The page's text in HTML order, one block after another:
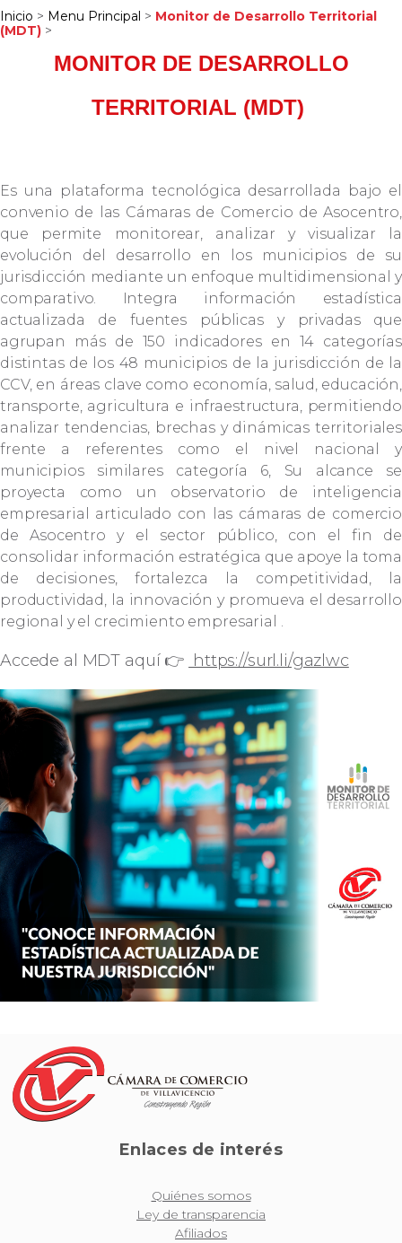
Inicio > Menu Principal > Monitor de Desarrollo Territorial
(MDT) >
MONITOR DE DESARROLLO
TERRITORIAL (MDT)
Es una plataforma tecnológica desarrollada bajo el
convenio de las Cámaras de Comercio de Asocentro,
que permite monitorear, analizar y visualizar la
evolución del desarrollo en los municipios de su
jurisdicción mediante un enfoque multidimensional y
comparativo. Integra información estadística
actualizada de fuentes públicas y privadas que
agrupan más de 150 indicadores en 14 categorías
distintas de los 48 municipios de la jurisdicción de la
CCV, en áreas clave como economía, salud, educación,
transporte, agricultura e infraestructura, permitiendo
analizar tendencias, brechas y dinámicas territoriales
frente a referentes como el nivel nacional y
municipios similares categoría 6, Su alcance se
proyecta como un observatorio de inteligencia
empresarial articulado con las cámaras de comercio
de Asocentro y el sector público, con el fin de
consolidar información estratégica que apoye la toma
de decisiones, fortalezca la competitividad, la
productividad, la innovación y promueva el desarrollo
regional y el crecimiento empresarial
Accede al MDT aquí 👉 https://surl.li/gazlwc
Enlaces de interés
Quiénes somos
Ley de transparencia
Afiliados